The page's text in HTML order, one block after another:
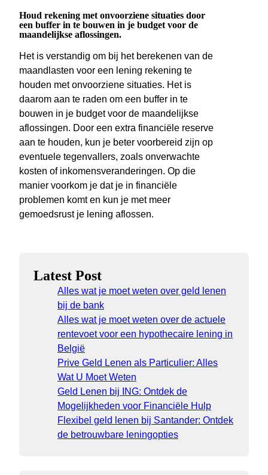
Houd rekening met onvoorziene situaties door
een buffer in te bouwen in je budget voor de
maandelijkse aflossingen.
Het is verstandig om bij het berekenen van de
maandlasten voor een lening rekening te
houden met onvoorziene situaties. Het is
daarom aan te raden om een buffer in te
bouwen in je budget voor de maandelijkse
aflossingen. Door een extra financiële reserve
aan te houden, kun je beter voorbereid zijn op
eventuele tegenvallers, zoals onverwachte
kosten of inkomensveranderingen. Op die
manier voorkom je dat je in financiële
problemen komt en kun je met meer
gemoedsrust je lening aflossen.
Latest Post
Alles wat je moet weten over geld lenen
bij de bank
Alles wat je moet weten over de actuele
rentevoet voor een hypothecaire lening in
België
Prive Geld Lenen als Particulier: Alles
Wat U Moet Weten
Geld Lenen bij ING: Ontdek de
Mogelijkheden voor Financiële Hulp
Flexibel geld lenen bij Santander: Ontdek
de betrouwbare leningopties